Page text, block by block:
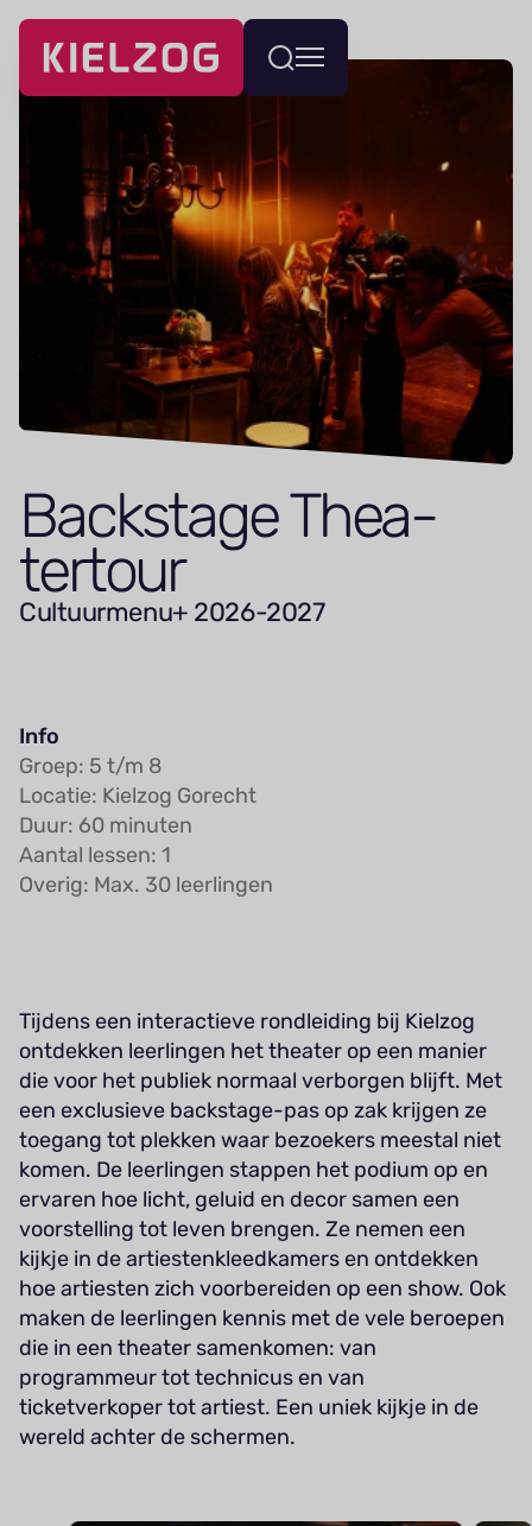
Navigatie
overslaan
Wissel
menu
Backstage The­a­
tertour
Cultuurmenu+ 2026-2027
Info
Groep: 5 t/m 8
Locatie: Kielzog Gorecht
Duur: 60 minuten
Aantal lessen: 1
Overig: Max. 30 leerlingen
Tijdens een interactieve rondleiding bij Kielzog
ontdekken leerlingen het theater op een manier
die voor het publiek normaal verborgen blijft. Met
een exclusieve backstage-pas op zak krijgen ze
toegang tot plekken waar bezoekers meestal niet
komen. De leerlingen stappen het podium op en
ervaren hoe licht, geluid en decor samen een
voorstelling tot leven brengen. Ze nemen een
kijkje in de artiestenkleedkamers en ontdekken
hoe artiesten zich voorbereiden op een show. Ook
maken de leerlingen kennis met de vele beroepen
die in een theater samenkomen: van
programmeur tot technicus en van
ticketverkoper tot artiest. Een uniek kijkje in de
wereld achter de schermen.